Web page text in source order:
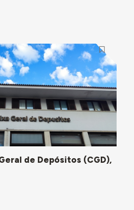
de Depósitos (CGD),